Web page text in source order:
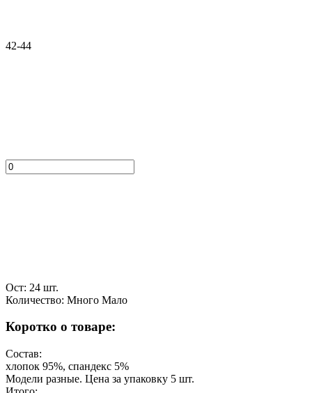
42-44
Ост: 24 шт.
Количество: Много Мало
Коротко о товаре:
Состав:
хлопок 95%, спандекс 5%
Модели разные. Цена за упаковку 5 шт.